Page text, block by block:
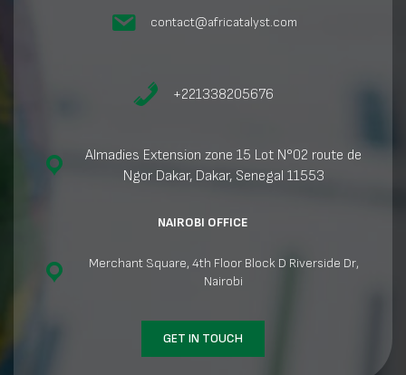
contact@africatalyst.com
+221338205676
Almadies Extension zone 15 Lot N°02 route de
Ngor Dakar, Dakar, Senegal 11553
NAIROBI OFFICE
Merchant Square, 4th Floor Block D Riverside Dr,
Nairobi
GET IN TOUCH